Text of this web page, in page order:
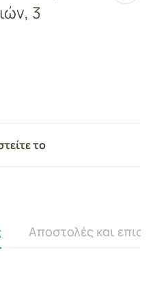
3
το
Αποστολές και